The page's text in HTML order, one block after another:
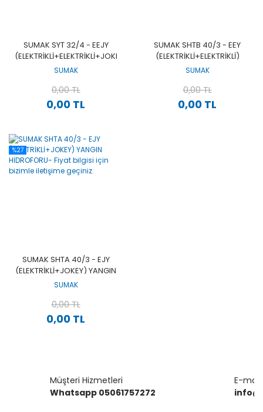
SUMAK SYT 32/4 - EEJY
(ELEKTRİKLİ+ELEKTRİKLİ+JOKER)
YANGIN HİDROFORU- FIYAT
GEÇINIZ.
SUMAK
0,00 TL
0,00 TL
SUMAK SHTB 40/3 - EEY
(ELEKTRİKLİ+ELEKTRİKLİ)
YANGIN HİDROFORU- FIYAT
GEÇINIZ.
SUMAK
0,00 TL
0,00 TL
%27
SUMAK SHTA 40/3 - EJY
(ELEKTRİKLİ+JOKEY) YANGIN
HİDROFORU- FIYAT BILGISI
GEÇINIZ.
SUMAK
0,00 TL
0,00 TL
Müşteri Hizmetleri
Whatsapp 05061757272
E-mail